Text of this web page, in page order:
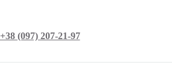
+38 (097) 207-21-97